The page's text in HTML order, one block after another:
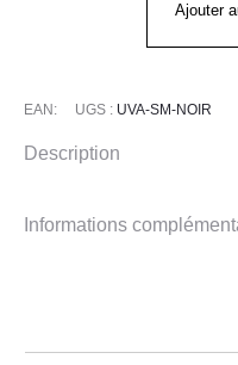
Ajouter
EAN: UGS : UVA-SM-NOIR
Description
Informations